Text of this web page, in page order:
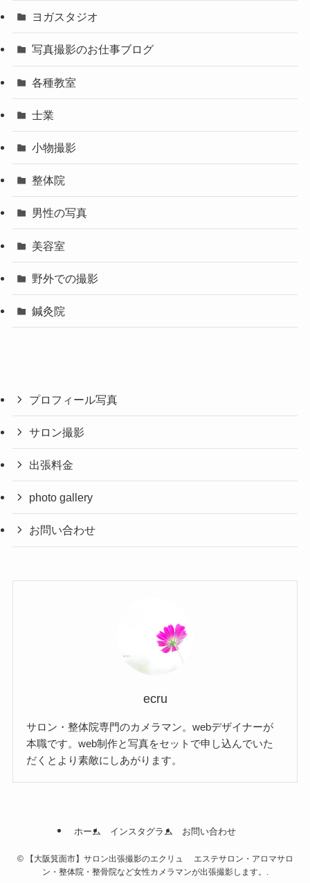
ヨガスタジオ
写真撮影のお仕事ブログ
各種教室
士業
小物撮影
整体院
男性の写真
美容室
野外での撮影
鍼灸院
プロフィール写真
サロン撮影
出張料金
photo gallery
お問い合わせ
ecru
サロン・整体院専門のカメラマン。webデザイナーが
本職です。web制作と写真をセットで申し込んでいた
だくとより素敵にしあがります。
ホーム インスタグラム お問い合わせ
©【大阪箕面市】サロン出張撮影のエクリュ エステサロン・アロマサロ
ン・整体院・整骨院など女性カメラマンが出張撮影します。.